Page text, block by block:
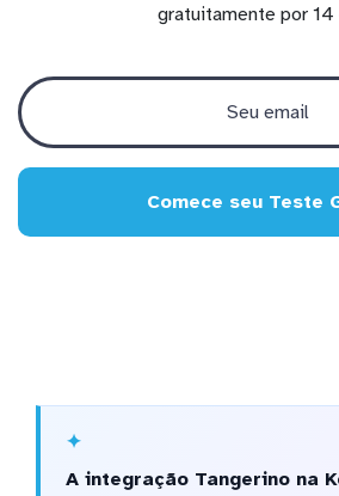
gratuitamente por 14
Comece seu Teste
A integração Tangerino na